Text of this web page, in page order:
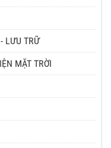
LƯU TRỮ
MẶT TRỜI